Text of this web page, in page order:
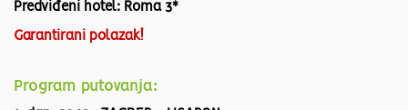
Predviđeni hotel: Roma 3*
Garantiran i polazak!
Program putovanja: